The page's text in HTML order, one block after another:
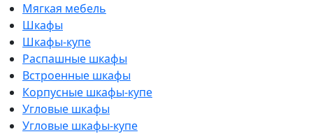
Мягкая мебель
Шкафы
Шкафы-купе
Распашные шкафы
Встроенные шкафы
Корпусные шкафы-купе
Угловые шкафы
Угловые шкафы-купе